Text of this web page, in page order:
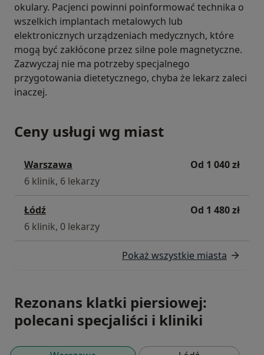
okulary. Pacjenci powinni poinformować technika o
wszelkich implantach metalowych lub
elektronicznych urządzeniach medycznych, które
mogą być zakłócone przez silne pole magnetyczne.
Zazwyczaj nie ma potrzeby specjalnego
przygotowania dietetycznego, chyba że lekarz zaleci
inaczej.
Ceny usługi wg miast
Warszawa
Od 1 040 zł
6 klinik, 6 lekarzy
Łódź
Od 1 480 zł
6 klinik, 0 lekarzy
Pokaż wszystkie miasta
Rezonans klatki piersiowej:
polecani specjaliści i kliniki